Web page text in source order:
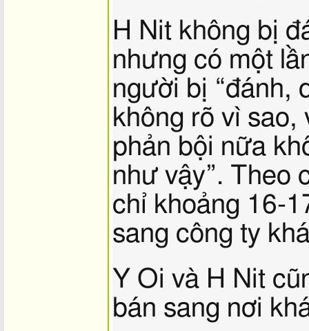
H Nit không bị
nhưng có một
người bị “đánh,
không rõ vì sao,
phản bội nữa
như vậy”. Theo
chỉ khoảng 16-
sang công ty
Y Oi và H Nit
bán sang nơi